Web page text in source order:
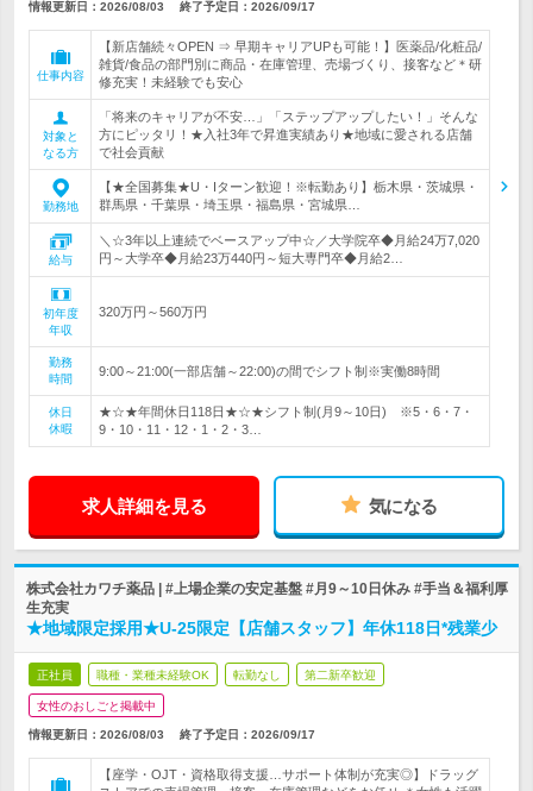
情報更新日：2026/08/03 終了予定日： 2026/09/17
仕事内容
【新店舗続々OPEN ⇒ 早期キャリアUPも可能！】医薬品/化粧品/
雑貨/食品の部門別に商品・在庫管理、売場づくり、接客など＊研
修充実！未経験でも安心
対象と
なる方
「将来のキャリアが不安…」「ステップアップしたい！」そんな
方にピッタリ！★入社3年で昇進実績あり★地域に愛される店舗
で社会貢献
勤務地
【★全国募集★U・Iターン歓迎！※転勤あり】栃木県・茨城県・
群馬県・千葉県・埼玉県・福島県・宮城県…
給与
＼☆3年以上連続でベースアップ中☆／大学院卒◆月給24万7,020
円～大学卒◆月給23万440円～短大専門卒◆月給2…
初年度
年収
320万円～560万円
勤務
時間
9:00～21:00(一部店舗～22:00)の間でシフト制※実働8時間
休日
休暇
★☆★年間休日118日★☆★シフト制(月9～10日) ※5・6・7・
9・10・11・12・1・2・3…
求人詳細を見る 気になる
株式会社カワチ薬品 | #上場企業の安定基盤 #月9～10日休み #手当＆福利厚
生充実
★地域限定採用★U-25限定【店舗スタッフ】年休118日*残業少
正社員 職種・業種未経験OK 転勤なし 第二新卒歓迎
女性のおしごと掲載中
情報更新日：2026/08/03 終了予定日： 2026/09/17
【座学・OJT・資格取得支援…サポート体制が充実◎】ドラッグ